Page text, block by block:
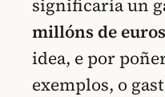
significaría un
millóns de euros
idea, e por
exemplos, o